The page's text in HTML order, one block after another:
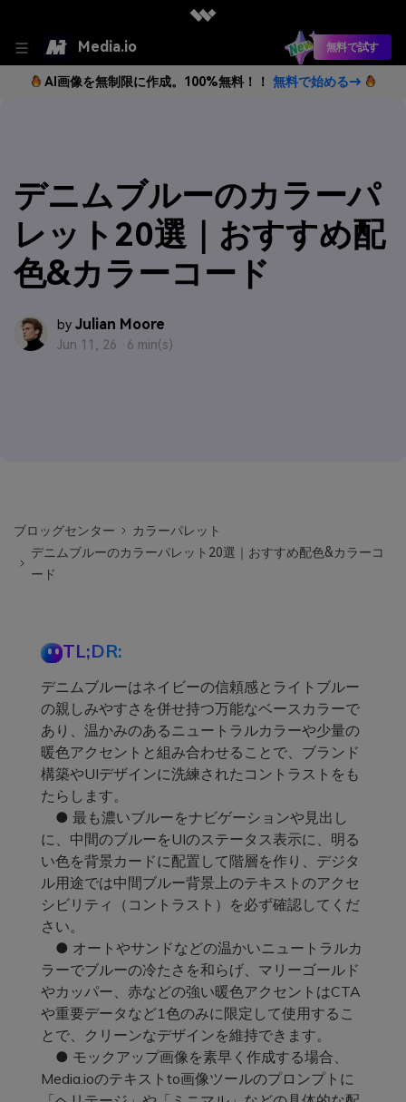
Media.io 無料で試す
AI画像を無制限に作成。100%無料！！ 無料で始める→
デニムブルーのカラーパ
レット20選｜おすすめ配
色&カラーコード
by Julian Moore
Jun 11, 26 · 6 min(s)
ブロッグセンター
カラーパレット
デニムブルーのカラーパレット20選｜おすすめ配色&カラーコ
ード
TL;DR:
デニムブルーはネイビーの信頼感とライトブルー
の親しみやすさを併せ持つ万能なベースカラーで
あり、温かみのあるニュートラルカラーや少量の
暖色アクセントと組み合わせることで、ブランド
構築やUIデザインに洗練されたコントラストをも
たらします。
● 最も濃いブルーをナビゲーションや見出し
に、中間のブルーをUIのステータス表示に、明る
い色を背景カードに配置して階層を作り、デジタ
ル用途では中間ブルー背景上のテキストのアクセ
シビリティ（コントラスト）を必ず確認してくだ
さい。
● オートやサンドなどの温かいニュートラルカ
ラーでブルーの冷たさを和らげ、マリーゴールド
やカッパー、赤などの強い暖色アクセントはCTA
や重要データなど1色のみに限定して使用するこ
とで、クリーンなデザインを維持できます。
● モックアップ画像を素早く作成する場合、
Media.ioのテキストto画像ツールのプロンプトに